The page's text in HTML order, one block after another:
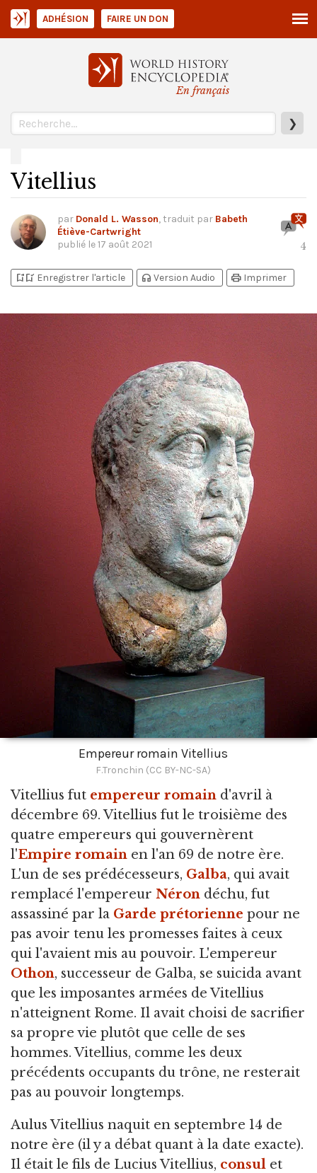
En français
❯
ADHÉSION FAIRE UN DON
Vitellius
par Donald L. Wasson, traduit par Babeth
Étiève-Cartwright
publié le17 août 2021 4
bookmark_addbookmark_added Enregistrer l'article headphones Version Audio print Imprimer
Empereur romain Vitellius
F.Tronchin (CC BY-NC-SA)
Vitellius fut empereur romain d'avril à
décembre 69.Vitellius fut le troisième des
quatre empereurs qui gouvernèrent
l'Empire romain en l'an 69 de notre ère.
L'un de ses prédécesseurs, Galba, qui avait
remplacé l'empereur Néron déchu, fut
assassiné par la Garde prétorienne pour ne
pas avoir tenu les promesses faites à ceux
qui l'avaient mis au pouvoir. L'empereur
Othon, successeur de Galba, se suicida avant
que les imposantes armées de Vitellius
n'atteignent Rome. Il avait choisi de sacrifier
sa propre vie plutôt que celle de ses
hommes. Vitellius, comme les deux
précédents occupants du trône, ne resterait
pas au pouvoir longtemps.
Aulus Vitellius naquit en septembre 14 de
notre ère (il y a débat quant à la date exacte).
Il était le fils de Lucius Vitellius, consul et